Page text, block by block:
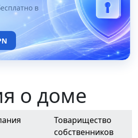
в
о доме
Товарищество
собственников